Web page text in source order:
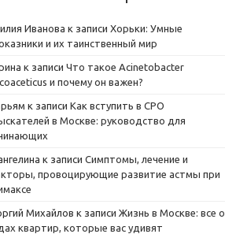
Иванова к записи Хорьки: Умные
и их таинственный мир
к записи Что такое Acinetobacter
и почему он важен?
к записи Как вступить в СРО
в Москве: руководство для
к записи Симптомы, лечение и
провоцирующие развитие астмы при
Михайлов к записи Жизнь в Москве: все о
квартир, которые вас удивят